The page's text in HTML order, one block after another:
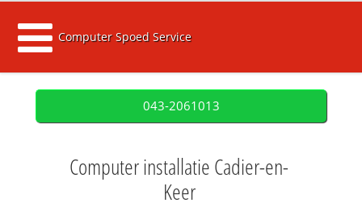
Computer Spoed Service
043-2061013
Computer installatie Cadier-en-
Keer